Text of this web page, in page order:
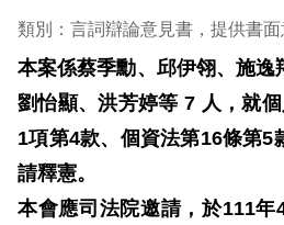
關
於
本
會
最
新
類別：言詞辯論意見書，提供書面
本案係蔡季勳、邱伊翎、施逸
劉怡顯、洪芳婷等 7 人，就
1項第4款、個資法第16條第5
請釋憲。
本會應司法院邀請，於111年